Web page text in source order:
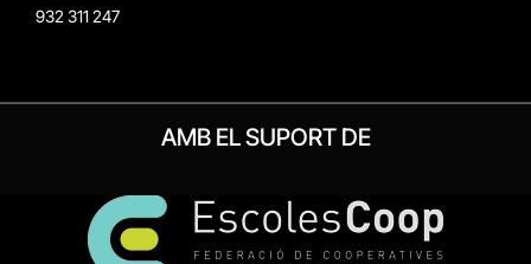
932 311 247
AMB EL SUPORT DE